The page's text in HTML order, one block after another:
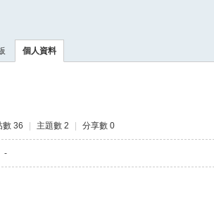
個人資料
數 36 主題數 2 分享數 0
-